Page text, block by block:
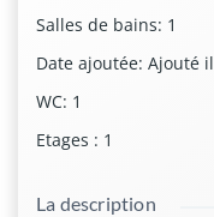
Salles de bains: 1
Date ajoutée: Ajouté
WC: 1
Etages : 1
La description